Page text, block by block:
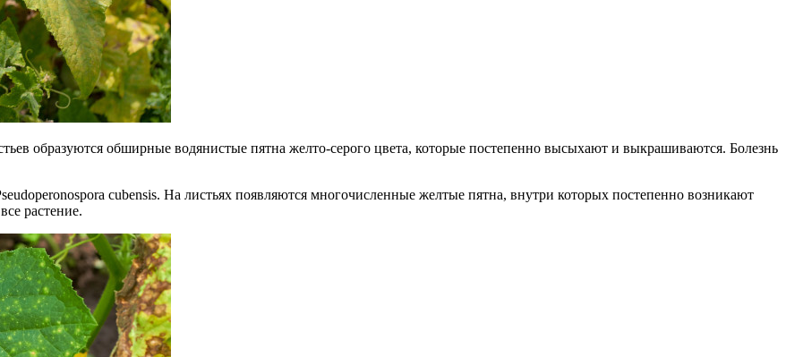
образуются обширные водянистые пятна желто-серого цвета, которые постепенно высыхают и выкрашиваются. Болезнь
cubensis. На листьях появляются многочисленные желтые пятна, внутри которых постепенно возникают
растение.